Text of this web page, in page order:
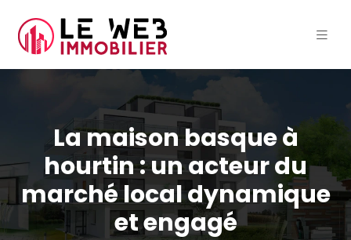
La maison basque à
hourtin : un acteur du
marché local dynamique
et engagé